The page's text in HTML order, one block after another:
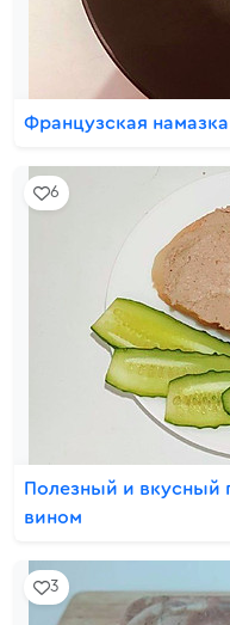
Французская
6
Полезный и вкусный
вином
3